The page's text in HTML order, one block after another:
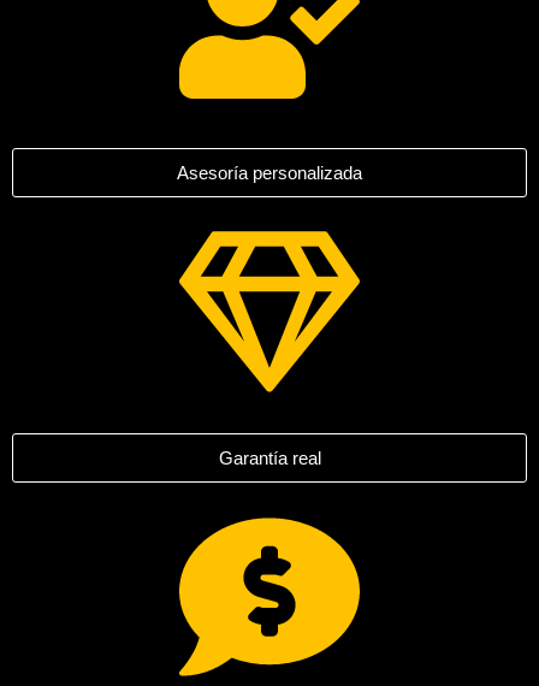
Asesoría personalizada
Garantía real